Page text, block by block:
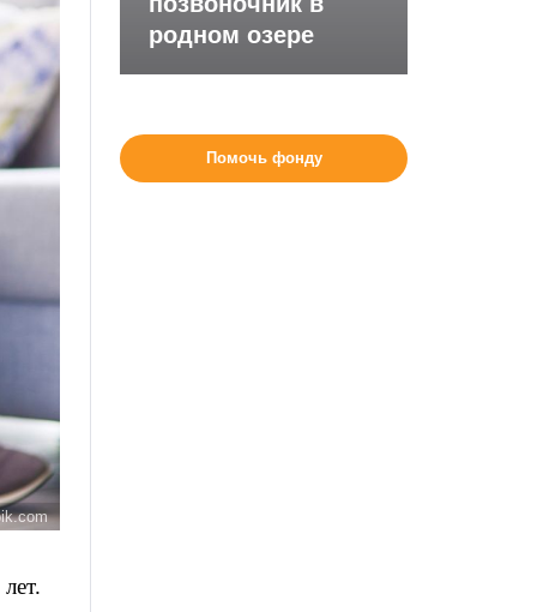
родном озере
Помочь фонду